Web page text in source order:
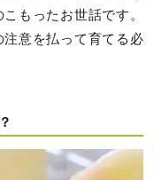
もったお世話です。
意を払って育てる必